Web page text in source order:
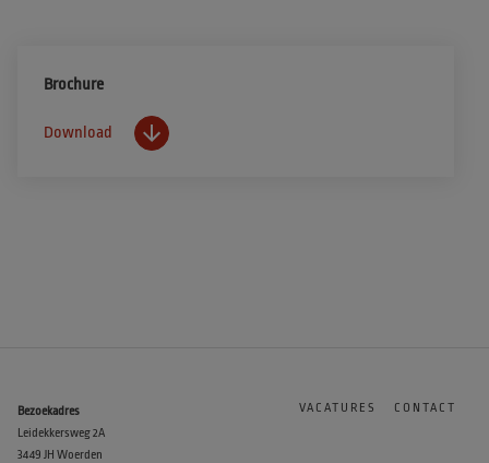
Brochure
Download
Bezoekadres
Leidekkersweg 2A
3449 JH Woerden
VACATURES CONTACT